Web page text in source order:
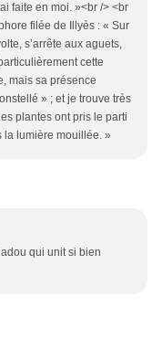
faite en moi. »<br /> <br
filée de Illyès : « Sur
s’arrête aux aguets,
cette
mais sa présence
» ; et je trouve très
plantes ont pris le parti
la lumière mouillée. »
qui unit si bien